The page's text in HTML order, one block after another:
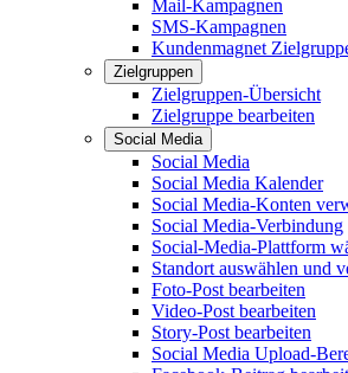
Mail-Kampagnen
SMS-Kampagnen
Kundenmagnet
Zielgruppen
Zielgruppen-Übersicht
Zielgruppe bearbeiten
Social Media
Social Media
Social Media Kalender
Social Media-Konten
Social Media-Verbindung
Social-Media-Plattform
Standort auswählen und
Foto-Post bearbeiten
Video-Post bearbeiten
Story-Post bearbeiten
Social Media Upload-